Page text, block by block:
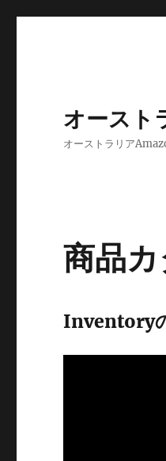
オースト
オーストラリア
商品
Inventory